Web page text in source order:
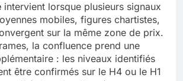
intervient lorsque plusieurs signaux
mobiles, figures chartistes,
sur la même zone de prix.
la confluence prend une
: les niveaux identifiés
être confirmés sur le H4 ou le H1